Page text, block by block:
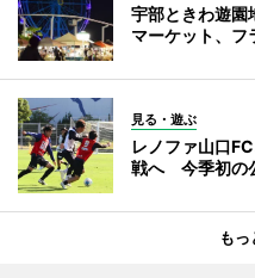
宇部ときわ遊園
マーケット、フ
見る・遊ぶ
レノファ山口
戦へ 今季初の
もっ